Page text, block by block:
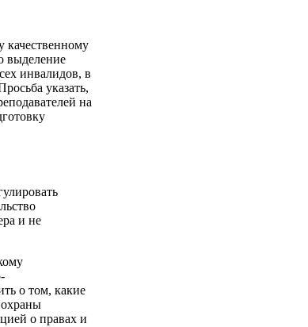
качественному
выделение
инвалидов, в
указать,
на
и не
о том, какие
о правах и